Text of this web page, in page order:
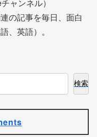
ャンネル）
の記事を毎日、面白
、英語）。
検索